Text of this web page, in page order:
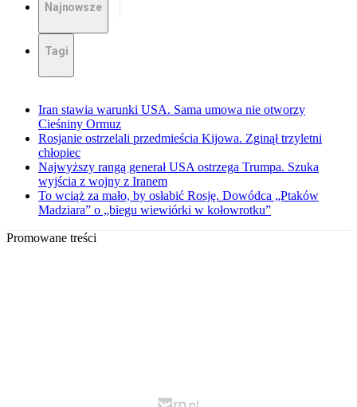
Najnowsze
Tagi
Iran stawia warunki USA. Sama umowa nie otworzy
Cieśniny Ormuz
Rosjanie ostrzelali przedmieścia Kijowa. Zginął trzyletni
chłopiec
Najwyższy rangą generał USA ostrzega Trumpa. Szuka
wyjścia z wojny z Iranem
To wciąż za mało, by osłabić Rosję. Dowódca „Ptaków
Madziara” o „biegu wiewiórki w kołowrotku”
Promowane treści